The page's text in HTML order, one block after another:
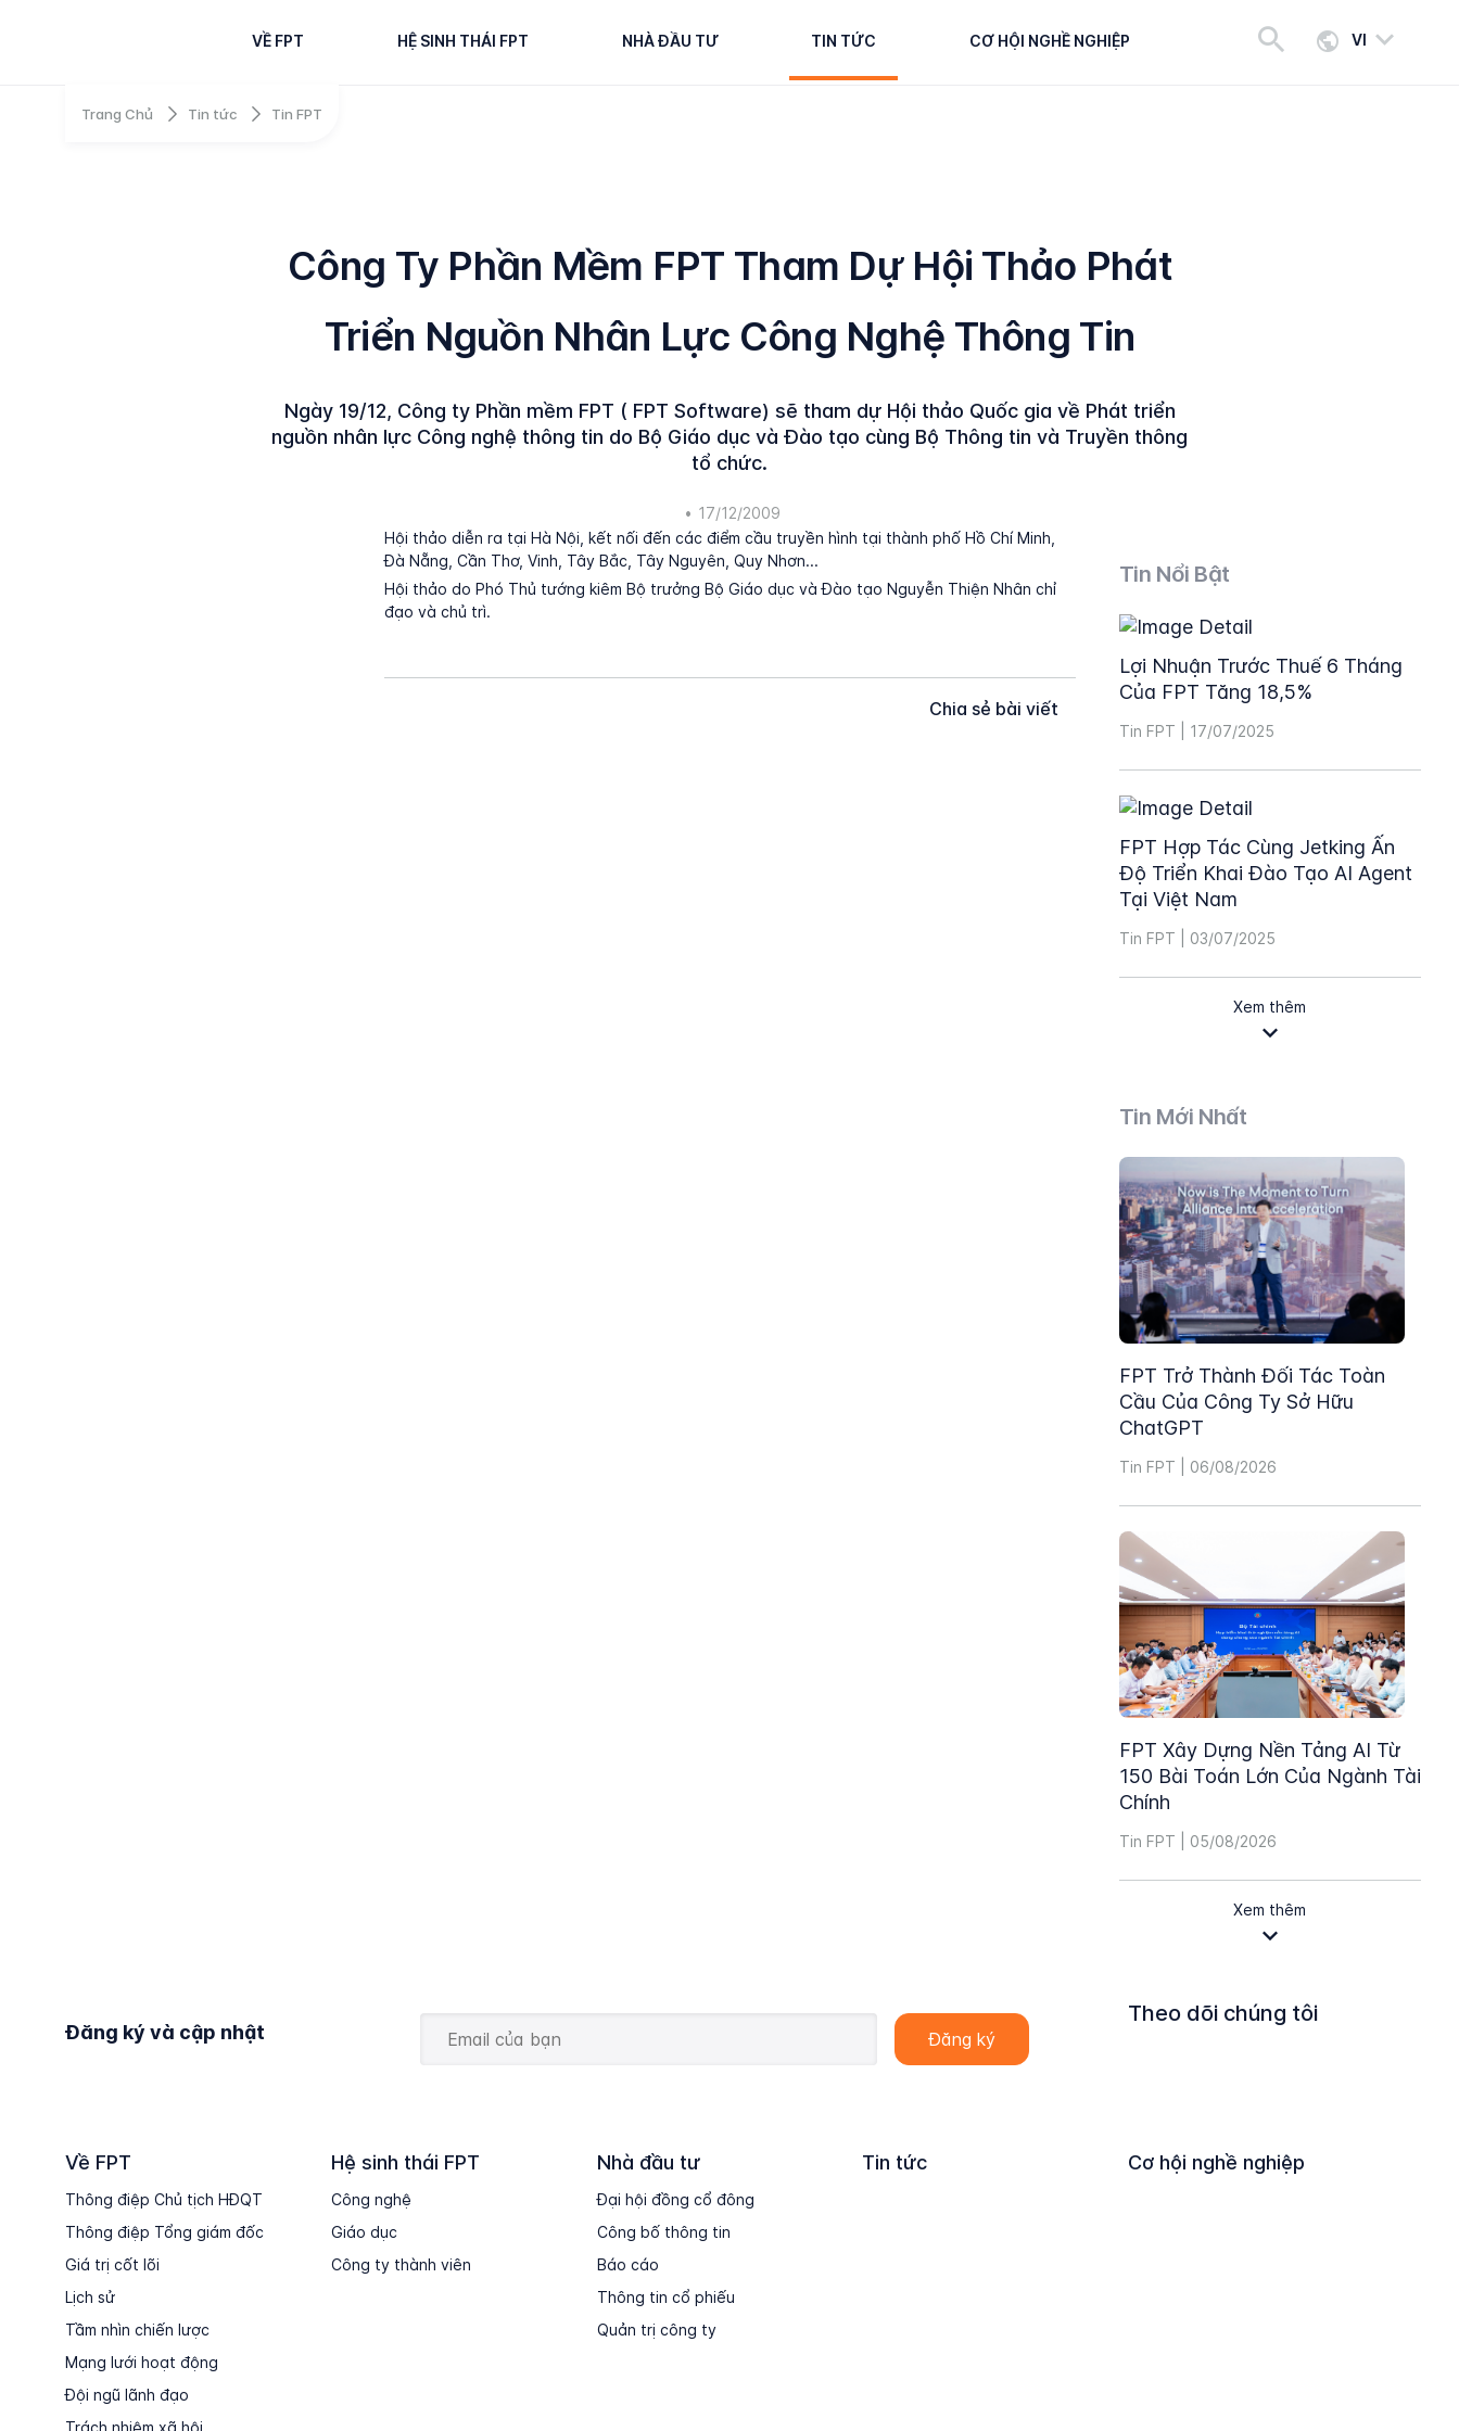
VỀ FPT HỆ SINH THÁI FPT NHÀ ĐẦU TƯ TIN TỨC CƠ HỘI NGHỀ NGHIỆP VI
Trang Chủ Tin tức Tin FPT
Công Ty Phần Mềm FPT Tham Dự Hội Thảo Phát
Triển Nguồn Nhân Lực Công Nghệ Thông Tin
Ngày 19/12, Công ty Phần mềm FPT ( FPT Software) sẽ tham dự Hội thảo Quốc gia về Phát triển
nguồn nhân lực Công nghệ thông tin do Bộ Giáo dục và Đào tạo cùng Bộ Thông tin và Truyền thông
tổ chức.
• 17/12/2009
Hội thảo diễn ra tại Hà Nội, kết nối đến các điểm cầu truyền hình tại thành phố Hồ Chí Minh,
Đà Nẵng, Cần Thơ, Vinh, Tây Bắc, Tây Nguyên, Quy Nhơn...
Hội thảo do Phó Thủ tướng kiêm Bộ trưởng Bộ Giáo dục và Đào tạo Nguyễn Thiện Nhân chỉ
đạo và chủ trì.
Chia sẻ bài viết
Tin Nổi Bật
Lợi Nhuận Trước Thuế 6 Tháng
Của FPT Tăng 18,5%
Tin FPT | 17/07/2025
FPT Hợp Tác Cùng Jetking Ấn
Độ Triển Khai Đào Tạo AI Agent
Tại Việt Nam
Tin FPT | 03/07/2025
Xem thêm
Tin Mới Nhất
FPT Trở Thành Đối Tác Toàn
Cầu Của Công Ty Sở Hữu
ChatGPT
Tin FPT | 06/08/2026
FPT Xây Dựng Nền Tảng AI Từ
150 Bài Toán Lớn Của Ngành Tài
Chính
Tin FPT | 05/08/2026
Xem thêm
Đăng ký và cập nhật
Theo dõi chúng tôi
Về FPT
Thông điệp Chủ tịch HĐQT
Thông điệp Tổng giám đốc
Giá trị cốt lõi
Lịch sử
Tầm nhìn chiến lược
Mạng lưới hoạt động
Đội ngũ lãnh đạo
Trách nhiệm xã hội
Hệ sinh thái FPT
Công nghệ
Giáo dục
Công ty thành viên
Nhà đầu tư
Đại hội đồng cổ đông
Công bố thông tin
Báo cáo
Thông tin cổ phiếu
Quản trị công ty
Tin tức Cơ hội nghề nghiệp